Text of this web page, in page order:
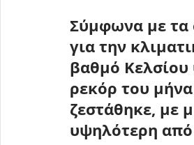
Σύμφωνα με τα
για την
βαθμό
ρεκόρ του
ζεστάθηκε, με
υψηλότερη από